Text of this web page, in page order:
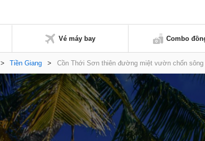
Vé máy bay Combo
> Tiền Giang > Cồn Thới Sơn thiên đường miệt vườn chốn